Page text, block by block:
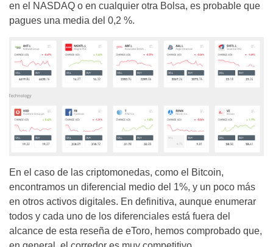
en el NASDAQ o en cualquier otra Bolsa, es probable que
pagues una media del 0,2 %.
En el caso de las criptomonedas, como el Bitcoin,
encontramos un diferencial medio del 1%, y un poco más
en otros activos digitales. En definitiva, aunque enumerar
todos y cada uno de los diferenciales está fuera del
alcance de esta reseña de eToro, hemos comprobado que,